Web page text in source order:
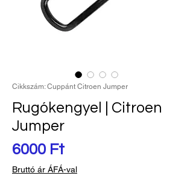
Cikkszám: Cuppánt Citroen Jumper
Rugókengyel | Citroen
Jumper
6000 FtÁr
Bruttó ár ÁFÁ-val